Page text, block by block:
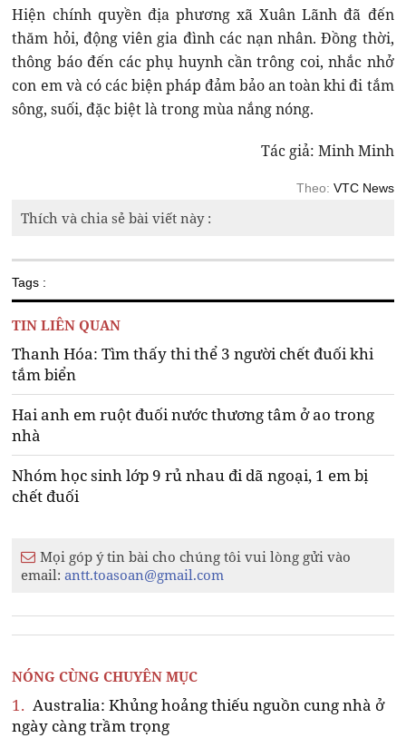
Hiện chính quyền địa phương xã Xuân Lãnh đã đến
thăm hỏi, động viên gia đình các nạn nhân. Đồng thời,
thông báo đến các phụ huynh cần trông coi, nhắc nhở
con em và có các biện pháp đảm bảo an toàn khi đi tắm
sông, suối, đặc biệt là trong mùa nắng nóng.
Tác giả: Minh Minh
Theo: VTC News
Thích và chia sẻ bài viết này :
Tags :
TIN LIÊN QUAN
Thanh Hóa: Tìm thấy thi thể 3 người chết đuối khi
tắm biển
Hai anh em ruột đuối nước thương tâm ở ao trong
nhà
Nhóm học sinh lớp 9 rủ nhau đi dã ngoại, 1 em bị
chết đuối
Mọi góp ý tin bài cho chúng tôi vui lòng gửi vào
email:antt.toasoan@gmail.com
NÓNG CÙNG CHUYÊN MỤC
1. Australia: Khủng hoảng thiếu nguồn cung nhà ở
ngày càng trầm trọng